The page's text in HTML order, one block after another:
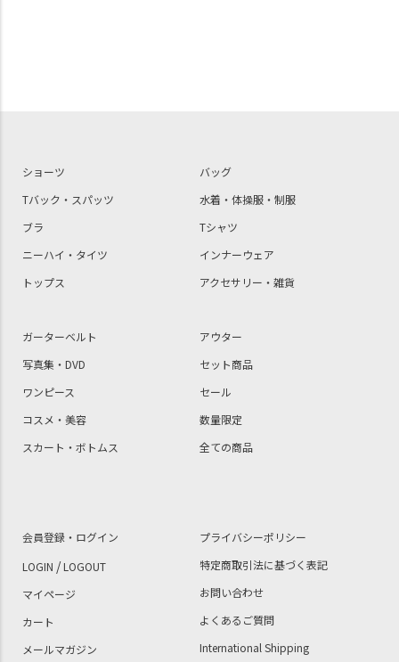
ショーツ
Tバック・スパッツ
ブラ
ニーハイ・タイツ
トップス
バッグ
水着・体操服・制服
Tシャツ
インナーウェア
アクセサリー・雑貨
ガーターベルト
写真集・DVD
ワンピース
コスメ・美容
スカート・ボトムス
アウター
セット商品
セール
数量限定
全ての商品
会員登録・ログイン
LOGIN /LOGOUT
マイページ
カート
メールマガジン
プライバシーポリシー
特定商取引法に基づく表記
お問い合わせ
よくあるご質問
International Shipping